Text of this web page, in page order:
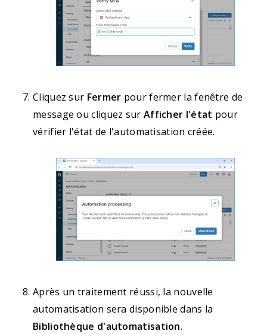
Cliquez sur Fermer pour fermer la fenêtre de
message ou cliquez sur Afficher l'état pour
vérifier l'état de l'automatisation créée.
Après un traitement réussi, la nouvelle
automatisation sera disponible dans la
Bibliothèque d'automatisation.